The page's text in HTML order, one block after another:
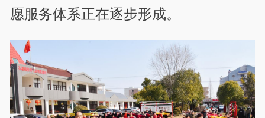
愿服务体系正在逐步形成。